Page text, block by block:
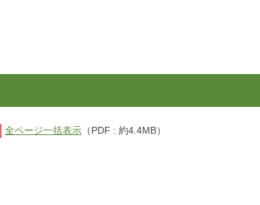
全ページ一括表示 （PDF : 約4.4MB）